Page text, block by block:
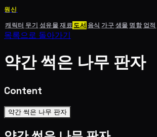
원신
캐릭터 무기 성유물재료도서 음식 가구생물 명함 업적
목록으로 돌아가기
약간 썩은 나무 판자
Content
약간 썩은 나무 판자